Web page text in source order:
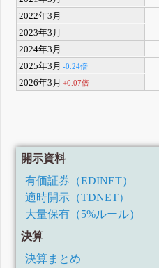
2022年3月
2023年3月
2024年3月
2025年3月 -0.24倍
2026年3月 +0.07倍
開示資料
有価証券（EDINET）
適時開示（TDNET）
大量保有（5%ルール）
決算
決算まとめ